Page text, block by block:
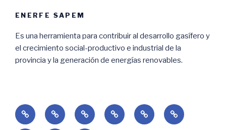
ENERFE SAPEM
Es una herramienta para contribuir al desarrollo gasífero y
el crecimiento social-productivo e industrial de la
provincia y la generación de energías renovables.
Home EmpresaRenovables
Gas Licitaciones